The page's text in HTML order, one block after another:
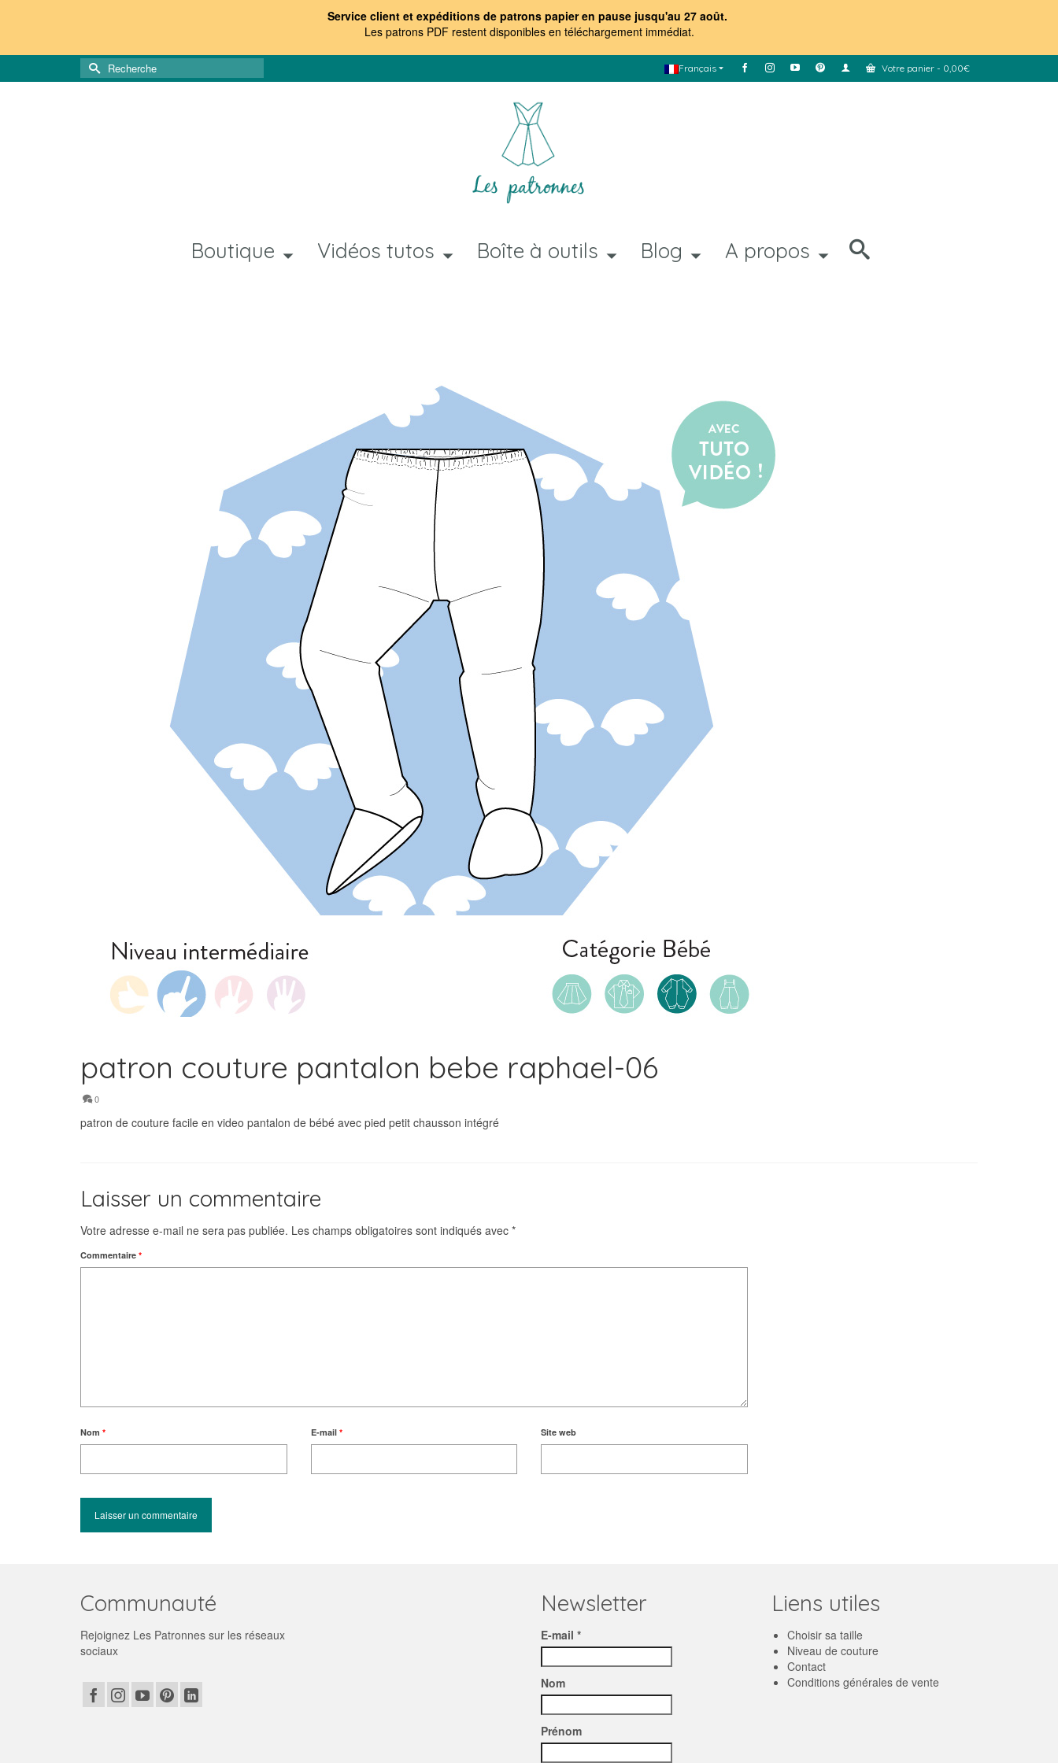
Service client et expéditions de patrons papier en pause jusqu'au 27 août.
Les patrons PDF restent disponibles en téléchargement immédiat.
Français Votre panier - 0,00€
Rechercher :
Boutique Vidéos tutos Boîte à outils Blog A propos
patron couture pantalon bebe raphael-06
0
patron de couture facile en video pantalon de bébé avec pied petit chausson intégré
Laisser un commentaire
Votre adresse e-mail ne sera pas publiée. Les champs obligatoires sont indiqués avec *
Commentaire *
Nom * E-mail * Site web
Communauté
Rejoignez Les Patronnes sur les réseaux
sociaux
Newsletter
E-mail *
Nom
Prénom
Liens utiles
Choisir sa taille
Niveau de couture
Contact
Conditions générales de vente